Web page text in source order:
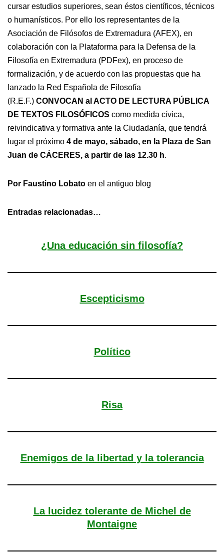
cursar estudios superiores, sean éstos científicos, técnicos
o humanísticos. Por ello los representantes de la
Asociación de Filósofos de Extremadura (AFEX), en
colaboración con la Plataforma para la Defensa de la
Filosofía en Extremadura (PDFex), en proceso de
formalización, y de acuerdo con las propuestas que ha
lanzado la Red Española de Filosofía
(R.E.F.) CONVOCAN al ACTO DE LECTURA PÚBLICA
DE TEXTOS FILOSÓFICOS como medida cívica,
reivindicativa y formativa ante la Ciudadanía, que tendrá
lugar el próximo 4 de mayo, sábado, en la Plaza de San
Juan de CÁCERES, a partir de las 12.30 h.
Por Faustino Lobato en el antiguo blog
Entradas relacionadas…
¿Una educación sin filosofía?
Escepticismo
Político
Risa
Enemigos de la libertad y la tolerancia
La lucidez tolerante de Michel de
Montaigne